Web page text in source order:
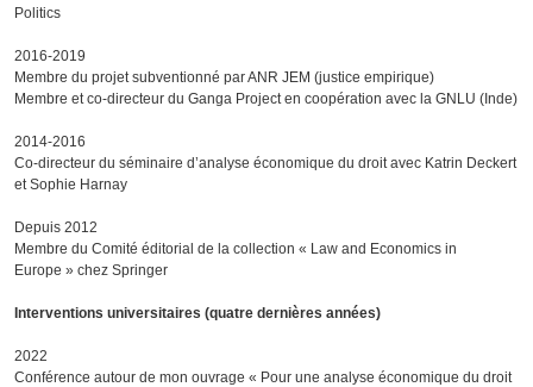
Politics
2016-2019
Membre du projet subventionné par ANR JEM (justice empirique)
Membre et co-directeur du Ganga Project en coopération avec la GNLU (Inde)
2014-2016
Co-directeur du séminaire d’analyse économique du droit avec Katrin Deckert
et Sophie Harnay
Depuis 2012
Membre du Comité éditorial de la collection « Law and Economics in
Europe » chez Springer
Interventions universitaires (quatre dernières années)
2022
Conférence autour de mon ouvrage « Pour une analyse économique du droit